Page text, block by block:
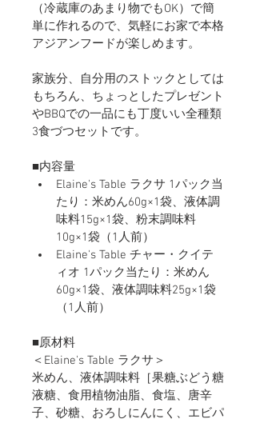
（冷蔵庫のあまり物でもOK）で簡
単に作れるので、気軽にお家で本格
アジアンフードが楽しめます。
家族分、自分用のストックとしては
もちろん、ちょっとしたプレゼント
やBBQでの一品にも丁度いい全種類
3食づつセットです。
■内容量
Elaine's Table ラクサ 1パック当
たり：米めん60g×1袋、液体調
味料15g×1袋、粉末調味料
10g×1袋（1人前）
Elaine's Table チャー・クイテ
ィオ 1パック当たり：米めん
60g×1袋、液体調味料25g×1袋
（1人前）
■原材料
＜Elaine's Table ラクサ＞
米めん、液体調味料［果糖ぶどう糖
液糖、食用植物油脂、食塩、唐辛
子、砂糖、おろしにんにく、エビパ